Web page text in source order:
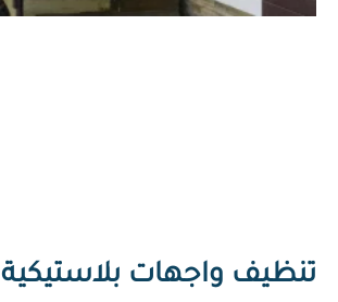
تنظيف واجهات بلاستيكية